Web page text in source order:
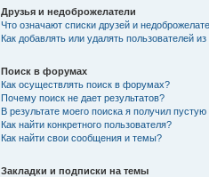
Друзья и недоброжелатели
Что означают списки друзей и
Как добавлять или удалять пользователей
Поиск в форумах
Как осуществлять поиск в форумах?
Почему поиск не дает результатов?
В результате моего поиска я получил пустую
Как найти конкретного пользователя?
Как найти свои сообщения и темы?
Закладки и подписки на темы